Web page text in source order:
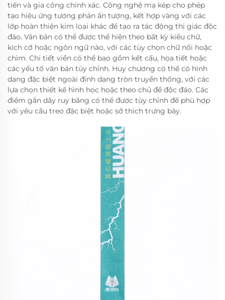
tiến và gia công chính xác. Công nghệ mạ kép cho phép
tạo hiệu ứng tương phản ấn tượng, kết hợp vàng với các
lớp hoàn thiện kim loại khác để tạo ra tác động thị giác độc
đáo. Văn bản có thể được thể hiện theo bất kỳ kiểu chữ,
kích cỡ hoặc ngôn ngữ nào, với các tùy chọn chữ nổi hoặc
chìm. Chi tiết viền có thể bao gồm kết cấu, họa tiết hoặc
các yếu tố văn bản tùy chỉnh. Huy chương có thể có hình
dạng đặc biệt ngoài định dạng tròn truyền thống, với các
lựa chọn thiết kế hình học hoặc theo chủ đề độc đáo. Các
điểm gắn dây ruy băng có thể được tùy chỉnh để phù hợp
với yêu cầu treo đặc biệt hoặc sở thích trưng bày.